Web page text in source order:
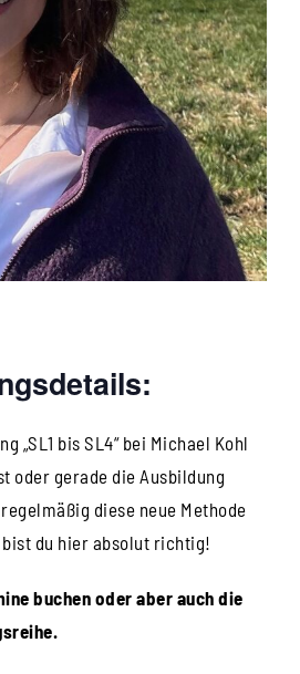
„SL1 bis SL4“ bei Michael Kohl
oder gerade die Ausbildung
diese neue Methode
du hier absolut richtig!
buchen oder aber auch die